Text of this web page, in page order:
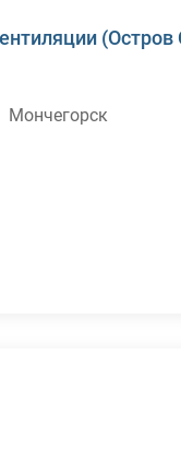
Мончегорск